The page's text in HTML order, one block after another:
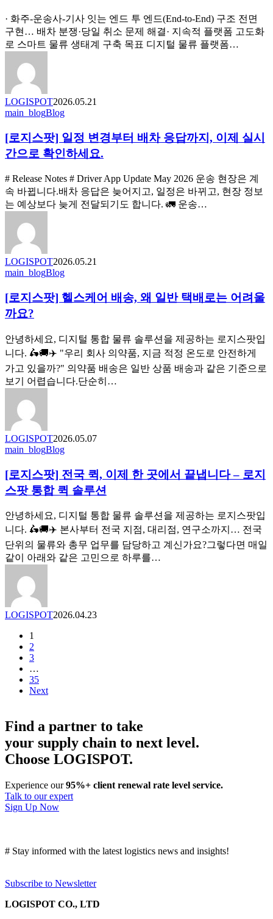
에
관
리
주
실
시
관
리
강
화…
드
라
버
앱
기
장
운
영
도
화
· 화주-운송사-기사 잇는 엔드 투 엔드(End-to-End) 구조 전면
구현… 배차 분쟁·당일 취소 문제 해결· 지속적 플랫폼 고도화
로 스마트 물류 생태계 구축 목표 디지털 물류 플랫폼…
LOGISPOT2026.05.21
[로
스
팟]
정
변
경
차
응
답
까
지,
이
실
시
간
으
하
세
main_blogBlog
[로지스팟] 일정 변경부터 배차 응답까지, 이제 실시
간으로 확인하세요.
# Release Notes # Driver App Update May 2026 운송 현장은 계
속 바뀝니다.배차 응답은 늦어지고, 일정은 바뀌고, 현장 정보
는 예상보다 늦게 전달되기도 합니다. 🚛 운송…
LOGISPOT2026.05.21
[로
스
팟]
스
케
어
배
송,
반
택
배
는
어
울
까
요?
main_blogBlog
[로지스팟] 헬스케어 배송, 왜 일반 택배로는 어려울
까요?
안녕하세요, 디지털 통합 물류 솔루션을 제공하는 로지스팟입
니다. 🛵🚚✈️ "우리 회사 의약품, 지금 적정 온도로 안전하게
가고 있을까?" 의약품 배송은 일반 상품 배송과 같은 기준으로
보기 어렵습니다.단순히…
LOGISPOT2026.05.07
[로
스
팟]
국
퀵,
이
제
한
서
끝
통
합
퀵
루
션
main_blogBlog
[로지스팟] 전국 퀵, 이제 한 곳에서 끝냅니다 – 로지
스팟 통합 퀵 솔루션
안녕하세요, 디지털 통합 물류 솔루션을 제공하는 로지스팟입
니다. 🛵🚚✈️ 본사부터 전국 지점, 대리점, 연구소까지… 전국
단위의 물류와 총무 업무를 담당하고 계신가요?그렇다면 매일
같이 아래와 같은 고민으로 하루를…
LOGISPOT2026.04.23
1
2
3
…
35
Next
Find a partner to take
your supply chain to next level.
Choose LOGISPOT.
Experience our95%+ client renewal rate level service.
Talk to our expert
Sign Up Now
# Stay informed with the latest logistics news and insights!
Subscribe to Newsletter
LOGISPOT CO., LTD